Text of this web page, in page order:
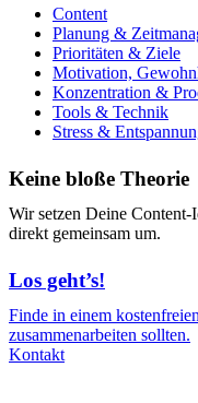
Content
Planung &
Prioritäten & Ziele
Motivation,
Konzentration &
Tools & Technik
Stress &
Keine bloße Theorie
Wir setzen Deine Content-
direkt gemeinsam um.
Los geht’s!
Finde in einem
zusammenarbeiten sollten.
Kontakt